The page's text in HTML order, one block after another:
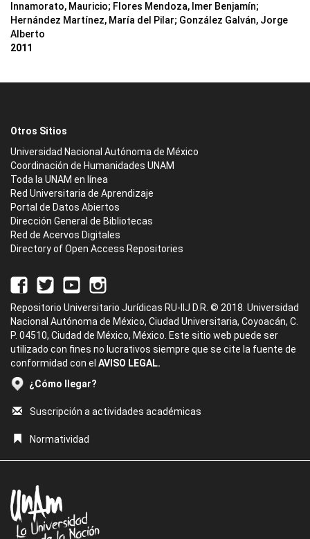
Innamorato, Mauricio; Flores Mendoza, Imer Benjamín;
Hernández Martínez, María del Pilar; González Galván, Jorge
Alberto
2011
Otros Sitios
Universidad Nacional Autónoma de México
Coordinación de Humanidades UNAM
Toda la UNAM en línea
Red Universitaria de Aprendizaje
Portal de Datos Abiertos
Dirección General de Bibliotecas
Red de Acervos Digitales
Directory of Open Access Repositories
Repositorio Universitario Jurídicas RU-IIJ D.R. © 2018. Universidad
Nacional Autónoma de México, Ciudad Universitaria, Coyoacán, C.
P. 04510, Ciudad de México, México. Este sitio web puede ser
utilizado con fines no lucrativos siempre que se cite la fuente de
conformidad con el AVISO LEGAL.
¿Cómo llegar?
Suscripción a actividades académicas
Normatividad